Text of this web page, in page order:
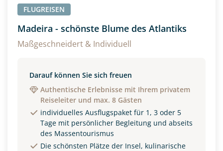
FLUGREISEN
Madeira - schönste Blume des Atlantiks
Maßgeschneidert & Individuell
Darauf können Sie sich freuen
Authentische Erlebnisse mit Ihrem privatem
Reiseleiter und max. 8 Gästen
individuelles Ausflugspaket für 1, 3 oder 5
Tage mit persönlicher Begleitung und abseits
des Massentourismus
Die schönsten Plätze der Insel, kulinarische
Alter
Unterkunft
EZ Familienzimmer
Reisebeginn
Option 1 Option 2